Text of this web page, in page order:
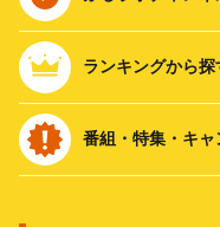
ランキングから探
番組・特集・キ